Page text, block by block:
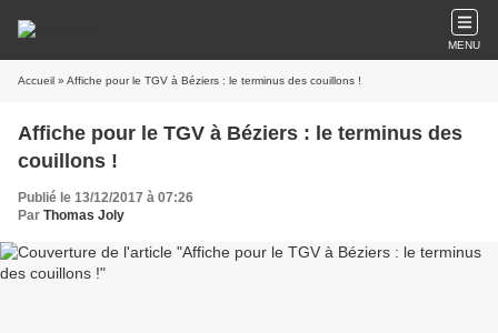
MENU
Accueil » Affiche pour le TGV à Béziers : le terminus des couillons !
Affiche pour le TGV à Béziers : le terminus des
couillons !
Publié le 13/12/2017 à 07:26
Par Thomas Joly